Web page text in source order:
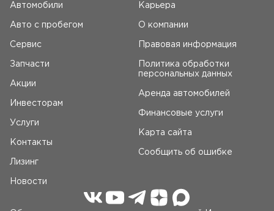
Автомобили
Авто c пробегом
Сервис
Запчасти
Акции
Инвесторам
Услуги
Контакты
Лизинг
Новости
Карьера
О компании
Правовая информация
Политика обработки
персональных данных
Аренда автомобилей
Финансовые услуги
Карта сайта
Сообщить об ошибке